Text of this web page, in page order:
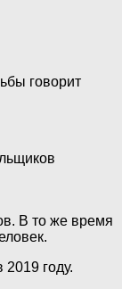
говорит
В то же время
году.